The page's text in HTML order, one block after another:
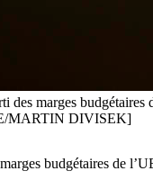
des marges
MARTIN DIVISEK]
budgétaires de